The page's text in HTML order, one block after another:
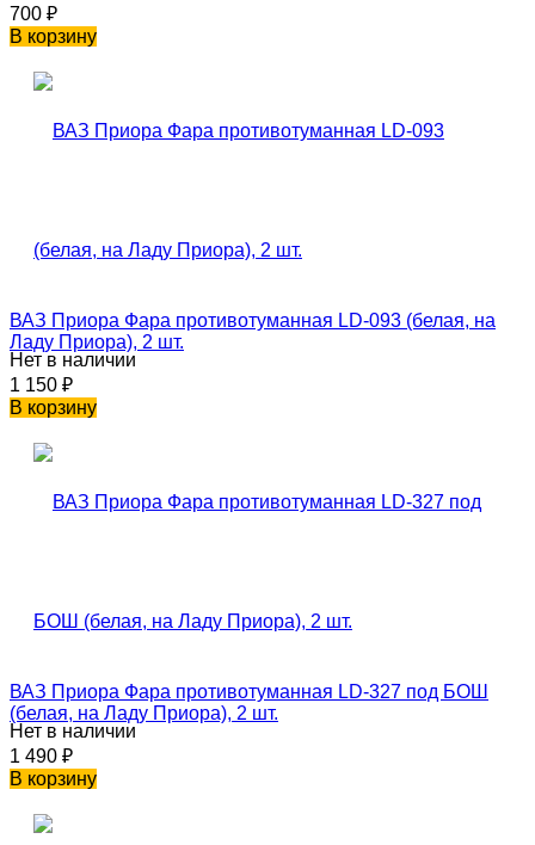
700 ₽
В корзину
ВАЗ Приора Фара противотуманная LD-093 (белая, на
Ладу Приора), 2 шт.
Нет в наличии
1 150 ₽
В корзину
ВАЗ Приора Фара противотуманная LD-327 под БОШ
(белая, на Ладу Приора), 2 шт.
Нет в наличии
1 490 ₽
В корзину